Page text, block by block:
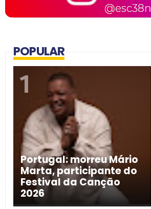
POPULAR
Portugal: morreu Mário
Marta, participante do
Festival da Canção
2026